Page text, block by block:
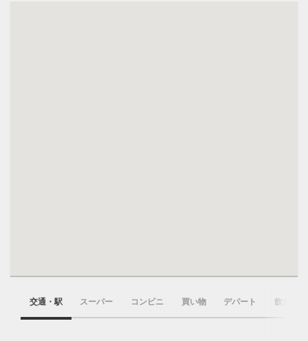
交通・駅 スーパー コンビニ 買い物 デパート 飲食店